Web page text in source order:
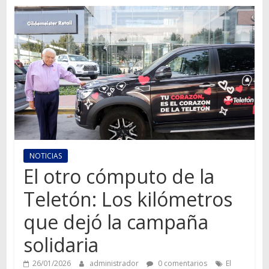
Autos,
camiones,
motos,
información
del
mundo
del
transporte
NOTICIAS
El otro cómputo de la
Teletón: Los kilómetros
que dejó la campaña
solidaria
26/01/2026 administrador 0 comentarios
El